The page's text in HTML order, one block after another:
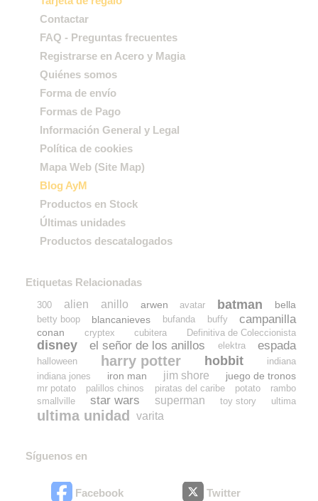
Contactar
FAQ - Preguntas frecuentes
Registrarse en Acero y Magia
Quiénes somos
Forma de envío
Formas de Pago
Información General y Legal
Política de cookies
Mapa Web (Site Map)
Blog AyM
Productos en Stock
Últimas unidades
Productos descatalogados
Etiquetas Relacionadas
300 alien anillo arwen avatar batman bella
betty boop blancanieves bufanda buffy campanilla
conan cryptex cubitera Definitiva de Coleccionista
disney el señor de los anillos elektra espada
halloween harry potter hobbit
indiana
indiana jones
iron man jim shore juego de tronos
mr potato palillos chinos piratas del caribe potato
rambo
smallville
star wars superman toy story ultima
ultima unidad varita
Síguenos en
Facebook Twitter